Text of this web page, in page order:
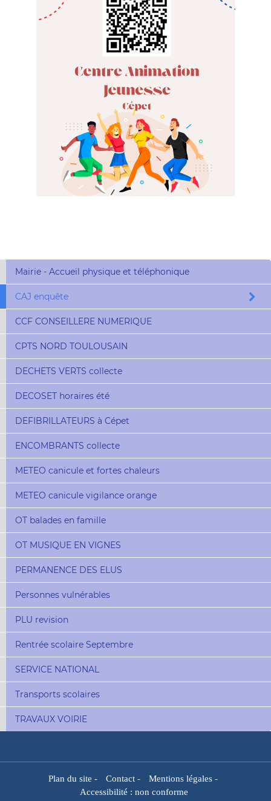
Mairie - Accueil physique et téléphonique
CAJ enquête
CCF CONSEILLERE NUMERIQUE
CPTS NORD TOULOUSAIN
DECHETS VERTS collecte
DECOSET horaires été
DEFIBRILLATEURS à Cépet
ENCOMBRANTS collecte
METEO canicule et fortes chaleurs
METEO canicule vigilance orange
OT balades en famille
OT MUSIQUE EN VIGNES
PERMANENCE DES ELUS
Personnes vulnérables
PLU revision
Rentrée scolaire Septembre
SERVICE NATIONAL
Transports scolaires
TRAVAUX VOIRIE
Plan du site - Contact- Mentions légales-
Accessibilité : non conforme